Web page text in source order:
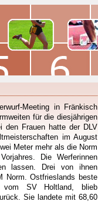
Meeting in Fränkisch
für die diesjährigen
den Frauen hatte der DLV
im August
Meter mehr als die Norm
Die Werferinnen
lassen. Drei von ihnen
Norm. Ostfrieslands beste
vom SV Holtland, blieb
Sie landete mit 68,60